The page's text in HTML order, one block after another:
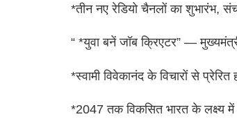
*तीन नए रेडियो चैनलों का शुभारंभ,
“ *युवा बनें जॉब क्रिएटर” —
*स्वामी विवेकानंद के विचारों से
*2047 तक विकसित भारत के लक्ष्य में